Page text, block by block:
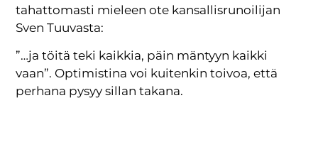
tahattomasti mieleen ote kansallisrunoilijan
Sven Tuuvasta:
”…ja töitä teki kaikkia, päin mäntyyn kaikki
vaan”. Optimistina voi kuitenkin toivoa, että
perhana pysyy sillan takana.